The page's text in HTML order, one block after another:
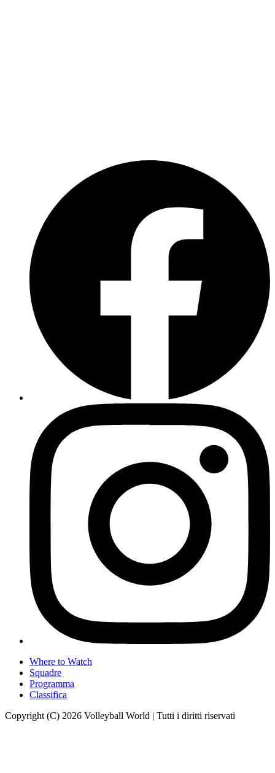
Where to Watch
Squadre
Programma
Classifica
Copyright (C) 2026 Volleyball World | Tutti i diritti riservati